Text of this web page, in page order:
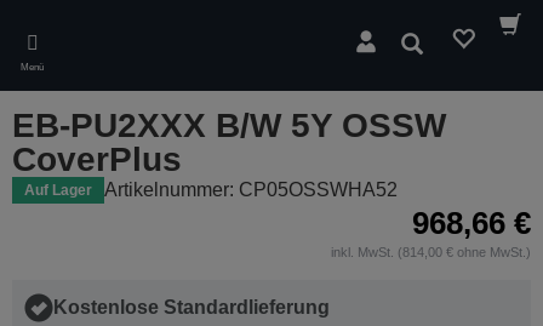
main
content
Menü
Suchen
EB-PU2XXX B/W 5Y OSSW
CoverPlus
Auf Lager Artikelnummer: CP05OSSWHA52
968,66 €
inkl. MwSt. (814,00 € ohne MwSt.)
Kostenlose Standardlieferung